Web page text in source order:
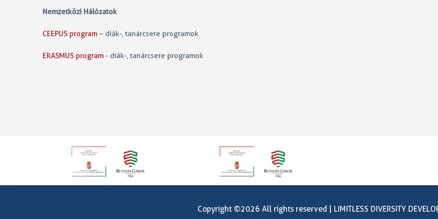
Nemzetközi Hálózatok
CEEPUS program – diák-, tanárcsere programok
ERASMUS program - diák-, tanárcsere programok
Copyright ©2026 All rights reserved | LIMITLESS DIVERSITY